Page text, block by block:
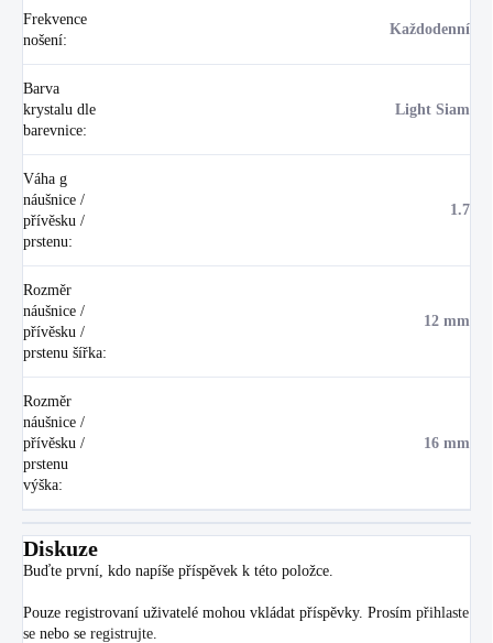
Frekvence
nošení:
Každodenní
Barva
krystalu dle
barevnice:
Light Siam
Váha g
náušnice /
přívěsku /
prstenu:
1.7
Rozměr
náušnice /
přívěsku /
prstenu šířka:
12 mm
Rozměr
náušnice /
přívěsku /
prstenu
výška:
16 mm
Diskuze
Buďte první, kdo napíše příspěvek k této položce.
Pouze registrovaní uživatelé mohou vkládat příspěvky. Prosím přihlaste
se nebo se registrujte